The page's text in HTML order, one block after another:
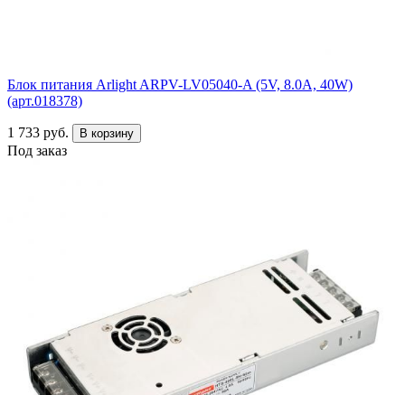
Блок питания Arlight ARPV-LV05040-A (5V, 8.0A, 40W)
(арт.018378)
1 733 руб. В корзину
Под заказ